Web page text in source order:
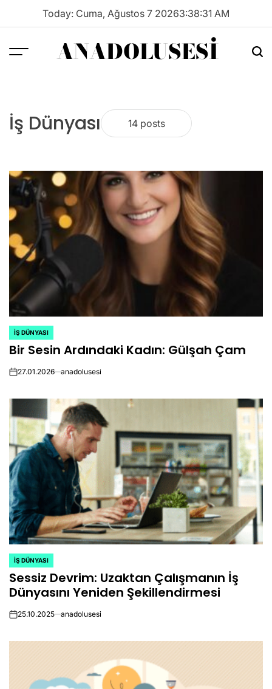
Today: Cuma, Ağustos 7 20263:38:32 AM
Menu ANADOLUSESI
İş Dünyası 14 posts
POSTED
IN
İŞ DÜNYASI
Bir Sesin Ardındaki Kadın: Gülşah Çam
on27.01.2026 anadolusesi
POSTED
IN
İŞ DÜNYASI
Sessiz Devrim: Uzaktan Çalışmanın İş
Dünyasını Yeniden Şekillendirmesi
on25.10.2025 anadolusesi